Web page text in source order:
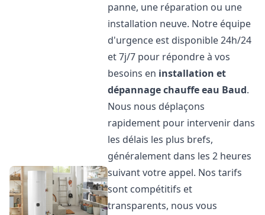
panne, une réparation ou une
installation neuve. Notre équipe
d'urgence est disponible 24h/24
et 7j/7 pour répondre à vos
besoins en installation et
dépannage chauffe eau Baud.
Nous nous déplaçons
rapidement pour intervenir dans
les délais les plus brefs,
généralement dans les 2 heures
suivant votre appel. Nos tarifs
sont compétitifs et
transparents, nous vous